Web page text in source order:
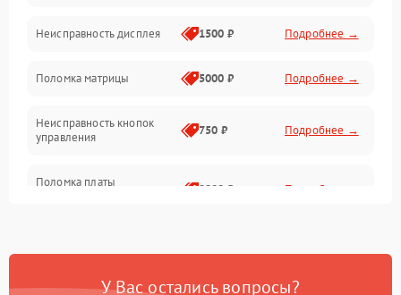
Оптика
Неисправность дисплея 1500 ₽ Подробнее →
Поломка матрицы 5000 ₽ Подробнее →
Неисправность кнопок
управления
750 ₽ Подробнее →
Поломка платы
2000 ₽ Подробнее →
аккумулятора
У Вас остались вопросы?